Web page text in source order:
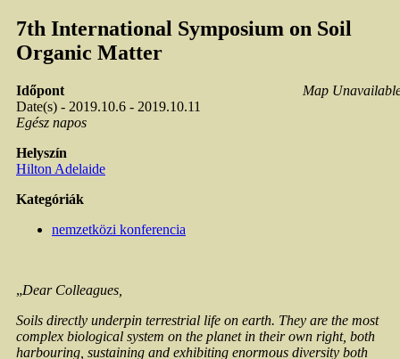
7th International Symposium on Soil
Organic Matter
Map
Időpont
Date(s) - 2019.10.6 - 2019.10.11
Egész napos
Helyszín
Hilton Adelaide
Kategóriák
nemzetközi konferencia
„Dear Colleagues,
Soils directly underpin terrestrial life on earth. They are the most
complex biological system on the planet in their own right, both
harbouring, sustaining and exhibiting enormous diversity both